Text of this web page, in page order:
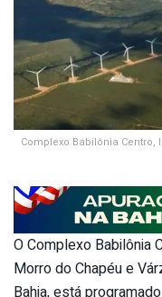
Complexo Babilônia
O Complexo Babilônia
Morro do Chapéu e
Bahia, está